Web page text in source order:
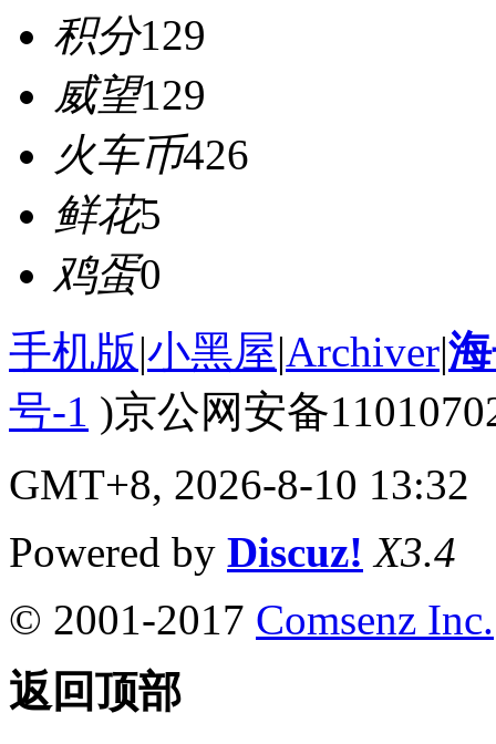
积分129
威望129
火车币426
鲜花5
鸡蛋0
手机版|小黑屋|Archiver|
号-1 )京公网安备
GMT+8, 2026-8-10 13:32
Powered by Discuz! X3.4
© 2001-2017 Comsenz Inc.
返回顶部